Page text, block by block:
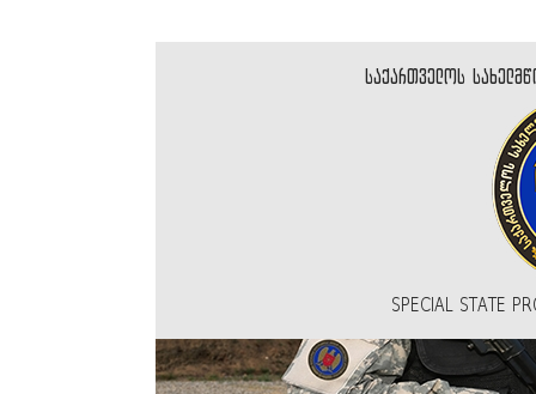
საქართველოს
SPECIAL STATE